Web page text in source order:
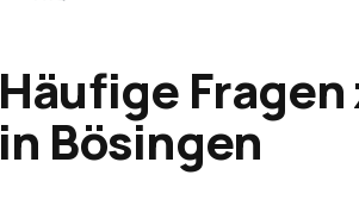
Häufige
in Bösingen